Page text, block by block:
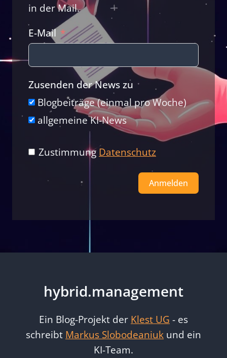
in der Mail.
E-Mail
Zusenden der News zu
Blogbeiträge (einmal pro Woche)
allgemeine KI-News
Zustimmung Datenschutz
Anmelden
hybrid.management
Ein Blog-Projekt der Klest UG - es
schreibt Markus Slobodeaniuk und ein
KI-Team.